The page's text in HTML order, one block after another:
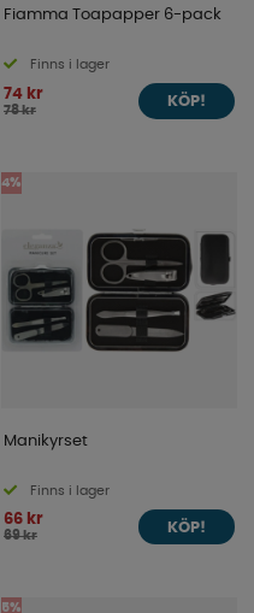
Fiamma Toapapper 6-pack
Finns i lager
74 kr
78 kr
KÖP!
4%
Manikyrset
Finns i lager
66 kr
69 kr
KÖP!
5%